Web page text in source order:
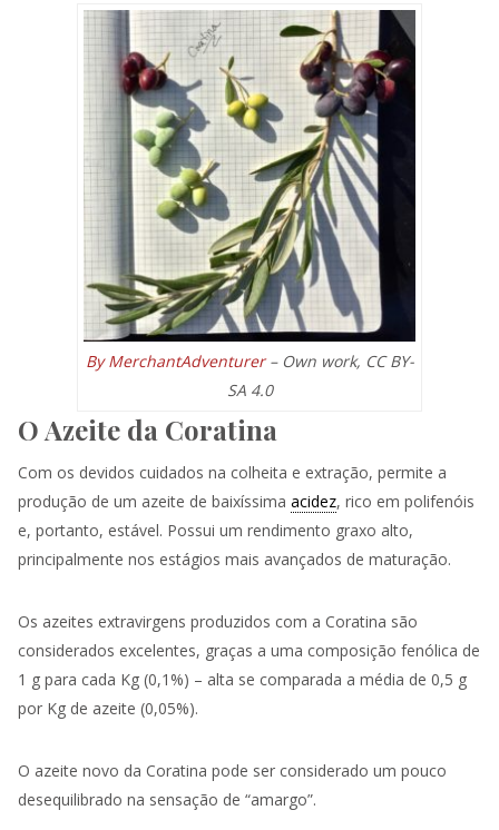
By MerchantAdventurer– Own work, CC BY-
SA 4.0
O Azeite da Coratina
Com os devidos cuidados na colheita e extração, permite a
produção de um azeite de baixíssima acidez, rico em polifenóis
e, portanto, estável. Possui um rendimento graxo alto,
principalmente nos estágios mais avançados de maturação.
Os azeites extravirgens produzidos com a Coratina são
considerados excelentes, graças a uma composição fenólica de
1 g para cada Kg (0,1%) – alta se comparada a média de 0,5 g
por Kg de azeite (0,05%).
O azeite novo da Coratina pode ser considerado um pouco
desequilibrado na sensação de “amargo”.